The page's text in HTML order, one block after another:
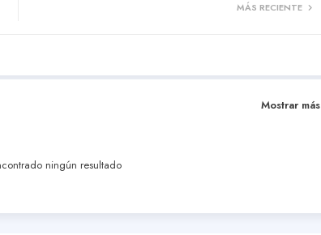
MÁS RECIENTE
Mostrar más
ningún resultado